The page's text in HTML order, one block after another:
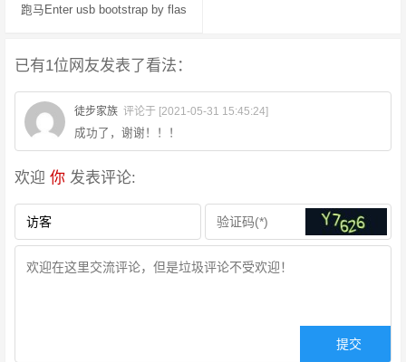
跑马Enter usb bootstrap by flas
已有1位网友发表了看法：
徒步家族 评论于 [2021-05-31 15:45:24]
成功了，谢谢！！！
欢迎 你 发表评论: